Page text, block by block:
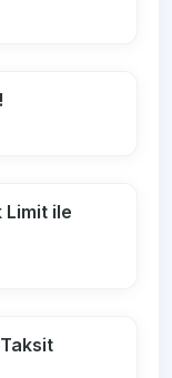
Limit ile